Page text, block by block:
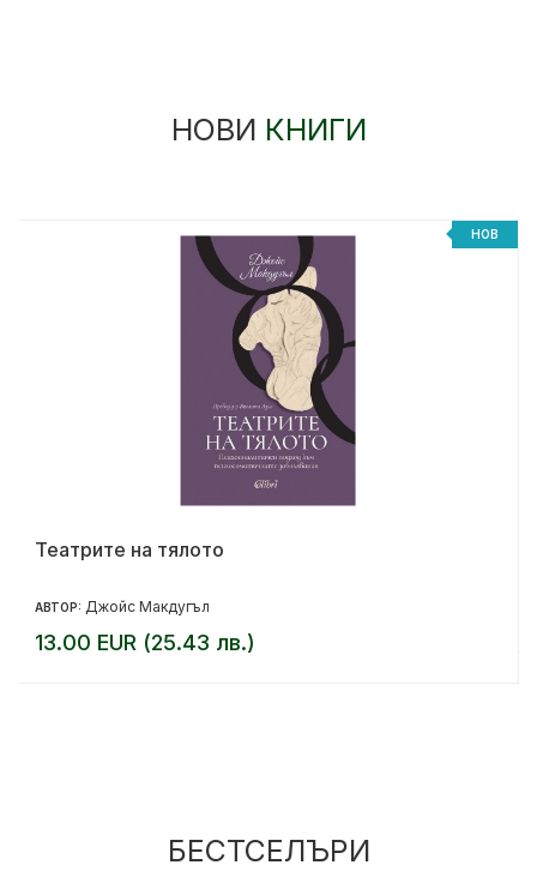
НОВИ КНИГИ
НОВ
Театрите на тялото
АВТОР: Джойс Макдугъл
13.00 EUR (25.43 лв.)
БЕСТСЕЛЪРИ